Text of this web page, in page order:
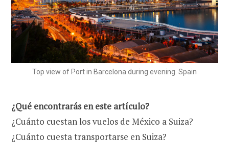
Top view of Port in Barcelona during evening. Spain
¿Qué encontrarás en este artículo?
¿Cuánto cuestan los vuelos de México a Suiza?
¿Cuánto cuesta transportarse en Suiza?